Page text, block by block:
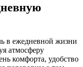
в ежедневной жизни
атмосферу
комфорта, удобство